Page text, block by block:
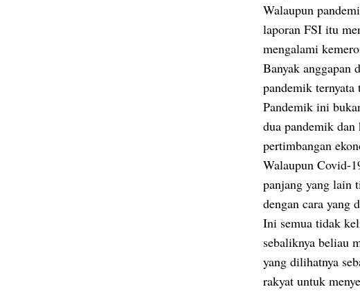
Walaupun
laporan FSI itu
mengalami
Banyak anggapan
pandemik
Pandemik ini
dua pandemik
pertimbangan
Walaupun Covid-
panjang yang lain
dengan cara yang
Ini semua tidak
sebaliknya beliau
yang dilihatnya
rakyat untuk